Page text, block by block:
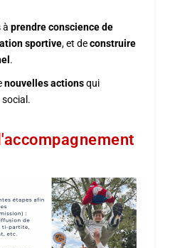
àprendre conscience de
sportive, et deconstruire
.
nouvelles actionsqui